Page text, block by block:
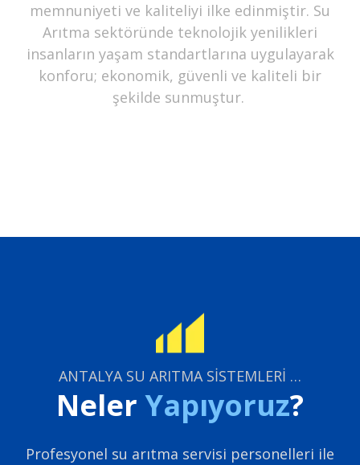
memnuniyeti ve kaliteliyi ilke edinmiştir. Su
Arıtma sektöründe teknolojik yenilikleri
insanların yaşam standartlarına uygulayarak
konforu; ekonomik, güvenli ve kaliteli bir
şekilde sunmuştur.
ANTALYA SU ARITMA SİSTEMLERİ …
Neler Yapıyoruz?
Profesyonel su arıtma servisi personelleri ile